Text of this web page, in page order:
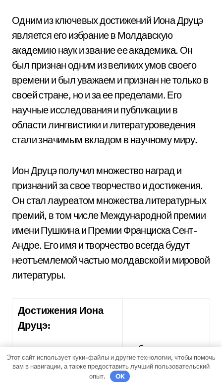
Одним из ключевых достижений Иона Друцэ
является его избрание в Молдавскую
академию наук и звание ее академика. Он
был признан одним из великих умов своего
времени и был уважаем и признан не только в
своей стране, но и за ее пределами. Его
научные исследования и публикации в
области лингвистики и литературоведения
стали значимым вкладом в научному миру.
Ион Друцэ получил множество наград и
признаний за свое творчество и достижения.
Он стал лауреатом множества литературных
премий, в том числе Международной премии
имени Пушкина и Премии Франциска Сент-
Андре. Его имя и творчество всегда будут
неотъемлемой частью молдавской и мировой
литературы.
Достижения Иона
Друцэ:
Вклад в развитие
молдавской культуры
избрание в
Молдавскую
академию наук
Этот сайт использует куки-файлы и другие технологии, чтобы помочь
вам в навигации, а также предоставить лучший пользовательский
опыт.
OK